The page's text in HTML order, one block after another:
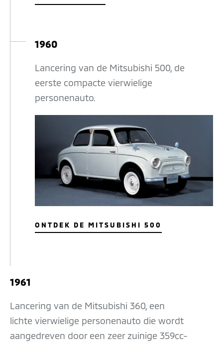
1960
Lancering van de Mitsubishi 500, de
eerste compacte vierwielige
personenauto.
ONTDEK DE MITSUBISHI 500
1961
Lancering van de Mitsubishi 360, een
lichte vierwielige personenauto die wordt
aangedreven door een zeer zuinige 359cc-